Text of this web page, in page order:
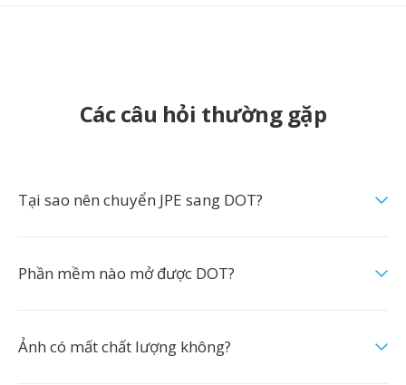
Các câu hỏi thường gặp
Tại sao nên chuyển JPE sang DOT?
Phần mềm nào mở được DOT?
Ảnh có mất chất lượng không?